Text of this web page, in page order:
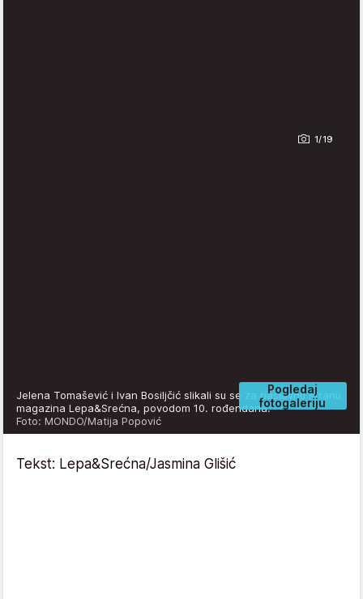
1/19
Pogledaj
fotogaleriju
Jelena Tomašević i Ivan Bosiljčić slikali su se za naslovnu stranu
magazina Lepa&Srećna, povodom 10. rođendana.
Foto: MONDO/Matija Popović
Tekst: Lepa&Srećna/Jasmina Glišić